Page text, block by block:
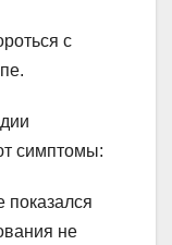
с
симптомы:
показался
не